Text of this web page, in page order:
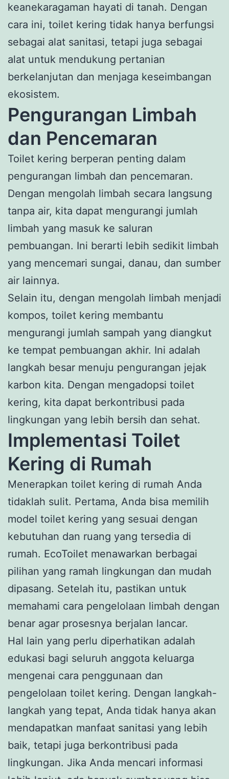
keanekaragaman hayati di tanah. Dengan
cara ini, toilet kering tidak hanya berfungsi
sebagai alat sanitasi, tetapi juga sebagai
alat untuk mendukung pertanian
berkelanjutan dan menjaga keseimbangan
ekosistem.
Pengurangan Limbah
dan Pencemaran
Toilet kering berperan penting dalam
pengurangan limbah dan pencemaran.
Dengan mengolah limbah secara langsung
tanpa air, kita dapat mengurangi jumlah
limbah yang masuk ke saluran
pembuangan. Ini berarti lebih sedikit limbah
yang mencemari sungai, danau, dan sumber
air lainnya.
Selain itu, dengan mengolah limbah menjadi
kompos, toilet kering membantu
mengurangi jumlah sampah yang diangkut
ke tempat pembuangan akhir. Ini adalah
langkah besar menuju pengurangan jejak
karbon kita. Dengan mengadopsi toilet
kering, kita dapat berkontribusi pada
lingkungan yang lebih bersih dan sehat.
Implementasi Toilet
Kering di Rumah
Menerapkan toilet kering di rumah Anda
tidaklah sulit. Pertama, Anda bisa memilih
model toilet kering yang sesuai dengan
kebutuhan dan ruang yang tersedia di
rumah. EcoToilet menawarkan berbagai
pilihan yang ramah lingkungan dan mudah
dipasang. Setelah itu, pastikan untuk
memahami cara pengelolaan limbah dengan
benar agar prosesnya berjalan lancar.
Hal lain yang perlu diperhatikan adalah
edukasi bagi seluruh anggota keluarga
mengenai cara penggunaan dan
pengelolaan toilet kering. Dengan langkah-
langkah yang tepat, Anda tidak hanya akan
mendapatkan manfaat sanitasi yang lebih
baik, tetapi juga berkontribusi pada
lingkungan. Jika Anda mencari informasi